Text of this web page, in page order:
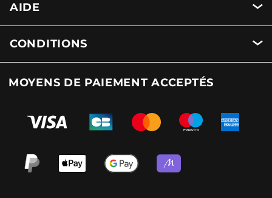
AIDE
CONDITIONS
MOYENS DE PAIEMENT ACCEPTÉS